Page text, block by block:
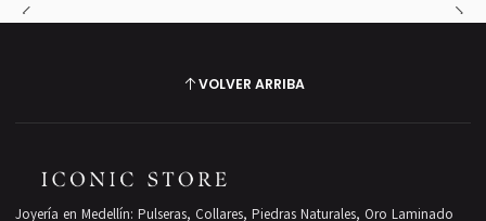
VOLVER ARRIBA
Joyería en Medellín: Pulseras, Collares, Piedras Naturales, Oro Laminado